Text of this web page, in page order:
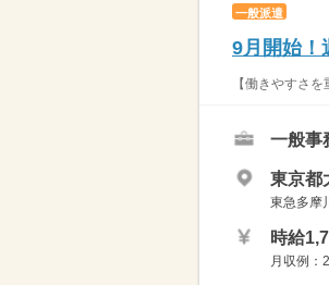
一般派遣
9月開始！
【働きやすさ
一般事
東京都
東急多摩
時給
月収例：